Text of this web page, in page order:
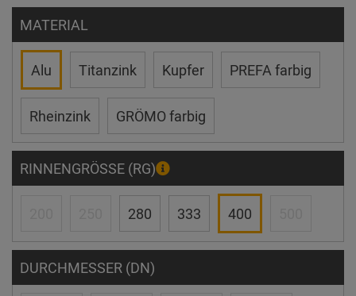
MATERIAL
Alu Titanzink Kupfer PREFA farbig
Rheinzink GRÖMO farbig
RINNENGRÖSSE (RG)
280 333 400
DURCHMESSER (DN)